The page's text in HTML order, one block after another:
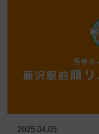
2025.04.05